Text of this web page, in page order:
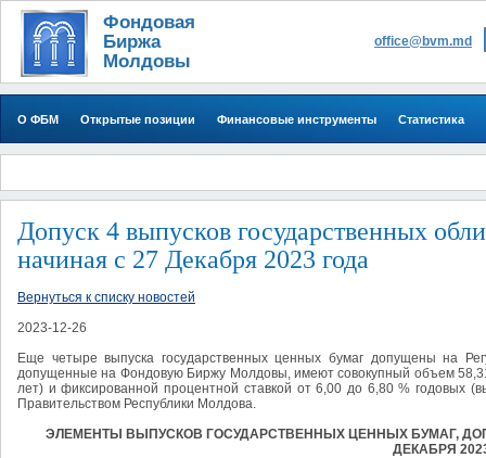
Фондовая
Биржа
Молдовы
office@bvm.md
О ФБМ Открытые позиции Финансовые инструменты Статистика
Допуск 4 выпусков государственных
начиная с 27 Декабря 2023 года
Вернуться к списку новостей
2023-12-26
Еще четыре выпуска государственных ценных бумаг допущены на
допущенные на Фондовую Биржу Молдовы, имеют совокупный объем
лет) и фиксированной процентной ставкой от 6,00 до 6,80 % годовых
Правительством Республики Молдова.
ЭЛЕМЕНТЫ ВЫПУСКОВ ГОСУДАРСТВЕННЫХ ЦЕННЫХ БУМАГ,
ДЕКАБРЯ